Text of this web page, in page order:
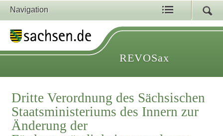
Navigation
REVOSax
Dritte Verordnung des Sächsischen
Staatsministeriums des Innern zur
Änderung der